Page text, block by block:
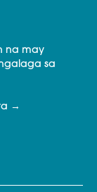
na may
sa